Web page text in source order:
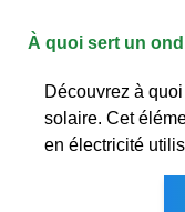
À quoi sert un
Découvrez à
solaire. Cet
en électricité